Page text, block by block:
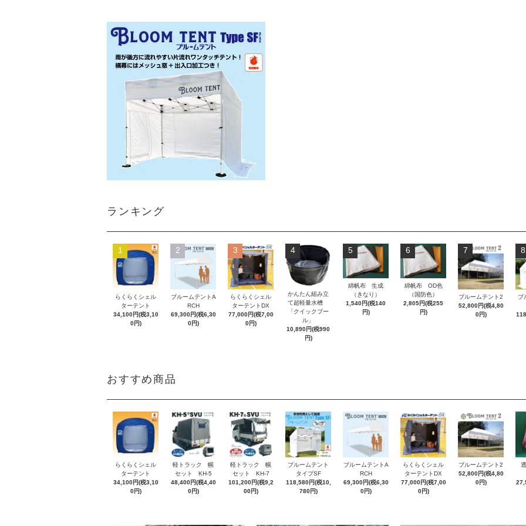
ランキング
1
らくらくシェル
ターテント
34,100円(税3,10
0円)
2
ブルームテントA
RCH
69,300円(税6,30
0円)
3
らくらくシェル
ターテントDX
77,000円(税7,00
0円)
4
かんたん組み立
て超軽量水槽
「クイックプー
ル」
10,890円(税990
円)
5
綿帆布 生成
（きなり）
1,540円(税140
円)
6
綿帆布 OD色
（国防色）
2,805円(税255
円)
7
ブルームテント2
52,800円(税4,80
0円)
8
ブ
おすすめ商品
らくらくシェル
ターテント
34,100円(税3,10
0円)
軽トラック 幌
セット KH-5
48,400円(税4,40
0円)
軽トラック 幌
セット KH-7
101,200円(税9,2
00円)
ブルームテント
タイプSF
118,580円(税10,
780円)
ブルームテントA
RCH
69,300円(税6,30
0円)
らくらくシェル
ターテントDX
77,000円(税7,00
0円)
ブルームテント2
52,800円(税4,80
0円)